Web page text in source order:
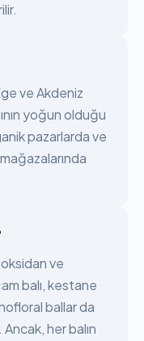
ve Akdeniz
yoğun olduğu
pazarlarda ve
ve
balı, kestane
ballar da
her balın